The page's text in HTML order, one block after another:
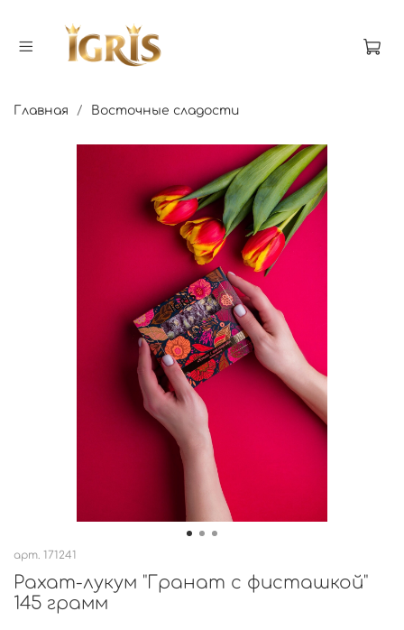
Главная Восточные сладости
арт. 171241
Рахат-лукум "Гранат с фисташкой"
145 грамм